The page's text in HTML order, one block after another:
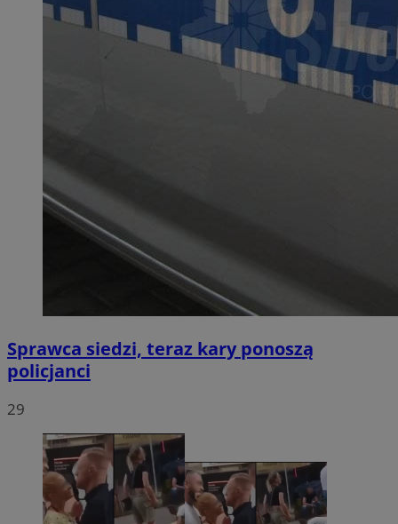
Sprawca siedzi, teraz kary ponoszą
policjanci
29